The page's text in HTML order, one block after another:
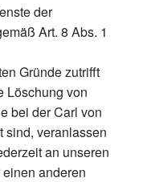
der
Art. 8 Abs. 1
Gründe zutrifft
Löschung von
bei der Carl von
sind, veranlassen
an unseren
anderen